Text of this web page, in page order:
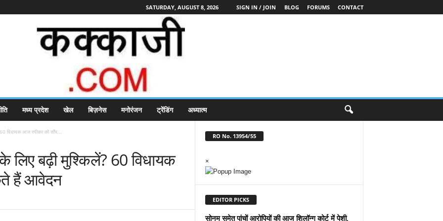
SATURDAY, AUGUST 8, 2026 SIGN IN / JOIN BLOG FORUMS CONTACT
मध्य प्रदेश खेल बिज़नेस मनोरंजन ट्रेंडिंग अध्यात्म
विधायक आज स्पीकर को सौंप...
बढ़ी मुश्किलें? 60 विधायक
हैं आवेदन
RO No. 13954/55
×
EDITOR PICKS
सोनम समेत पांचों आरोपियों की आज शिलॉन्ग कोर्ट में पेशी,